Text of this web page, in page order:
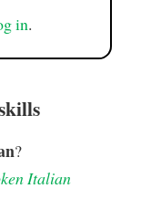
in.
?
Italian